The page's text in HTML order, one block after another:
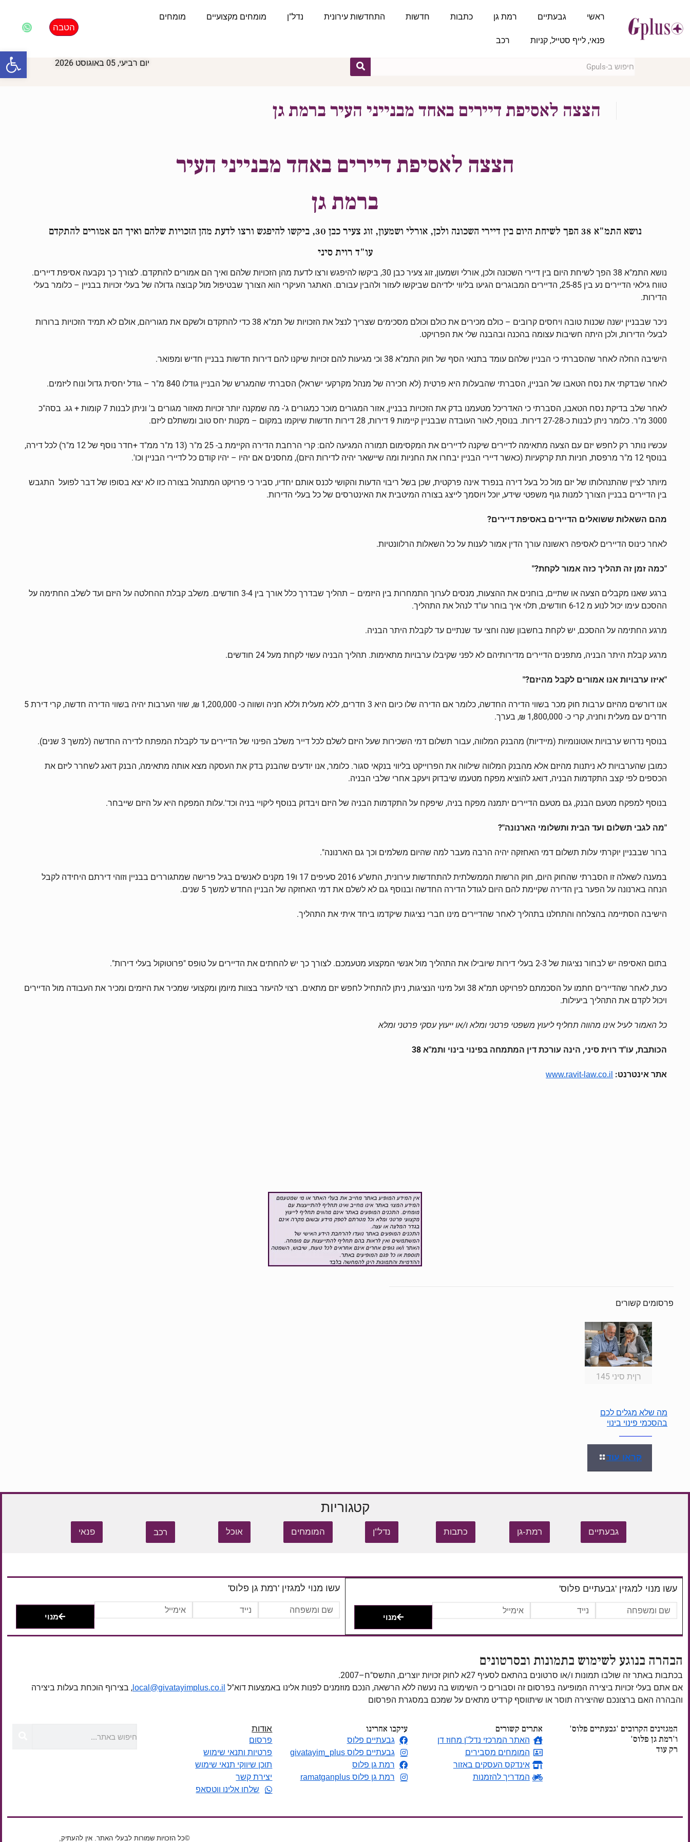
ראשי גבעתיים רמת גן כתבות חדשות התחדשות עירונית נדל"ן מומחים מקצועיים מומחים
פנאי, לייף סטייל, קניות רכב
הטבה
יום רביעי, 05 באוגוסט 2026
הצצה לאסיפת דיירים באחד מבנייני העיר ברמת גן
הצצה לאסיפת דיירים באחד מבנייני העיר
ברמת גן
נושא התמ"א 38 הפך לשיחת היום בין דיירי השכונה ולכן, אורלי ושמעון, זוג צעיר כבן 30, ביקשו להיפגש ורצו לדעת מהן הזכויות שלהם ואיך הם אמורים להתקדם
עו"ד רוית סיני
נושא התמ"א 38 הפך לשיחת היום בין דיירי השכונה ולכן, אורלי ושמעון, זוג צעיר כבן 30, ביקשו להיפגש ורצו לדעת מהן הזכויות שלהם ואיך הם אמורים להתקדם. לצורך כך נקבעה אסיפת דיירים.
טווח גילאי הדיירים נע בין 25-85, הדיירים המבוגרים הגיעו בליווי ילדיהם שביקשו לעזור ולהבין עבורם. האתגר העיקרי הוא הצורך שבטיפול מול קבוצה גדולה של בעלי זכויות בבניין – כלומר בעלי
הדירות.
ניכר שבבניין ישנה שכנות טובה ויחסים קרובים – כולם מכירים את כולם וכולם מסכימים שצריך לנצל את הזכויות של תמ"א 38 כדי להתקדם ולשקם את מגוריהם, אולם לא תמיד הזכויות ברורות
לבעלי הדירות, ולכן היתה חשיבות עצומה בהכנה ובהבנה שלי את הפרויקט.
הישיבה החלה לאחר שהסברתי כי הבניין שלהם עומד בתנאי הסף של חוק התמ"א 38 וכי מגיעות להם זכויות שיקנו להם דירות חדשות בבניין חדיש ומפואר.
לאחר שבדקתי את נסח הטאבו של הבניין, הסברתי שהבעלות היא פרטית (לא חכירה של מנהל מקרקעי ישראל) הסברתי שהמגרש של הבניין גודלו 840 מ"ר – גודל יחסית גדול ונוח ליזמים.
לאחר שלב בדיקת נסח הטאבו, הסברתי כי האדריכל מטעמנו בדק את הזכויות בבניין, אזור המגורים מוכר כמגורים ג'- מה שמקנה יותר זכויות מאזור מגורים ב' וניתן לבנות 7 קומות + גג. בסה"כ
3000 מ"ר. כלומר ניתן לבנות כ-27-28 דירות. בנוסף, לאור העובדה שבבניין קיימות 9 דירות, 28 דירות חדשות שיוקמו במקום – מקנות יחס טוב ומשתלם ליזם.
עכשיו נותר רק לחפש יזם עם הצעה מתאימה לדיירים שיקנה לדיירים את המקסימום תמורה המגיעה להם: קרי הרחבת הדירה הקיימת ב- 25 מ"ר (13 מ"ר ממ"ד +חדר נוסף של 12 מ"ר) לכל דירה,
בנוסף 12 מ"ר מרפסת, חניות תת קרקעיות (כאשר דיירי הבניין יבחרו את החניות ומה שיישאר יהיה לדירות היזם), מחסנים אם יהיו – יהיו קודם כל לדיירי הבניין וכו'.
מיותר לציין שהתנהלותו של יזם מול כל בעל דירה בנפרד אינה פרקטית, שכן בשל ריבוי הדעות והקושי לכנס אותם יחדיו, סביר כי פרויקט המתנהל בצורה כזו לא יצא בסופו של דבר לפועל התגבש
בין הדיירים בבניין הצורך למנות גוף משפטי שידע, יוכל ויוסמך לייצג בצורה המיטבית את האינטרסים של כל בעלי הדירות.
מהם השאלות ששואלים הדיירים באסיפת דיירים?
לאחר כינוס הדיירים לאסיפה ראשונה עורך הדין אמור לענות על כל השאלות הרלוונטיות.
"כמה זמן זה תהליך כזה אמור לקחת?"
ברגע שאנו מקבלים הצעה או שתיים, בוחנים את ההצעות, מנסים לערוך התמחרות בין היזמים – תהליך שבדרך כלל אורך בין 3-4 חודשים. משלב קבלת ההחלטה על היזם ועד לשלב החתימה על
ההסכם עימו יכול לנוע מ 6-12 חודשים, תלוי איך בוחר עו"ד לנהל את התהליך.
מרגע החתימה על ההסכם, יש לקחת בחשבון שנה וחצי עד שנתיים עד לקבלת היתר הבניה.
מרגע קבלת היתר הבניה, מתפנים הדיירים מדירותיהם לא לפני שקיבלו ערבויות מתאימות. תהליך הבניה עשוי לקחת מעל 24 חודשים.
"איזו ערבויות אנו אמורים לקבל מהיזם?"
אנו דורשים מהיזם ערבות חוק מכר בשווי הדירה החדשה, כלומר אם הדירה שלו כיום היא 3 חדרים, ללא מעלית וללא חניה ושווה כ- 1,200,000 ₪, שווי הערבות יהיה בשווי הדירה חדשה, קרי דירת 5
חדרים עם מעלית וחניה, קרי כ- 1,800,000 ₪, בערך.
בנוסף נדרוש ערבויות אוטונומיות (מיידיות) מהבנק המלווה, עבור תשלום דמי השכירות שעל היזם לשלם לכל דייר משלב הפינוי של הדיירים עד לקבלת המפתח לדירה החדשה (למשך 3 שנים).
כמובן שהערבויות לא ניתנות מהיזם אלא מהבנק המלווה שילווה את הפרוייקט בליווי בנקאי סגור. כלומר, אנו יודעים שהבנק בדק את העסקה מצא אותה מתאימה, הבנק דואג לשחרר ליזם את
הכספים לפי קצב התקדמות הבניה, דואג להוציא מפקח מטעמו שיבדוק ויעקב אחרי שלבי הבניה.
בנוסף למפקח מטעם הבנק, גם מטעם הדיירים יתמנה מפקח בניה, שיפקח על התקדמות הבניה של היזם ויבדוק בנוסף ליקויי בניה וכד'.עלות המפקח היא על היזם שייבחר.
"מה לגבי תשלום ועד הבית ותשלומי הארנונה"?
ברור שבבניין יוקרתי עלות תשלום דמי האחזקה יהיה הרבה מעבר למה שהיום משלמים וכך גם הארנונה".
במענה לשאלה זו הסברתי שהחוק היום, חוק הרשות הממשלתית להתחדשות עירונית, התש"ע 2016 סעיפים 17 ו19 מקנים לאנשים בגיל פרישה שמתגוררים בבניין וזוהי דירתם היחידה לקבל
הנחה בארנונה על הפער בין הדירה שקיימת להם היום לגודל הדירה החדשה ובנוסף גם לא לשלם את דמי האחזקה של הבניין החדש למשך 5 שנים.
הישיבה הסתיימה בהצלחה והתחלנו בתהליך לאחר שהדיירים מינו חברי נציגות שיקדמו ביחד איתי את התהליך.
בתום האסיפה יש לבחור נציגות של 2-3 בעלי דירות שיובילו את התהליך מול אנשי המקצוע מטעמכם. לצורך כך יש להחתים את הדיירים על טופס "פרוטוקול בעלי דירות".
כעת, לאחר שהדיירים חתמו על הסכמתם לפרויקט תמ"א 38 ועל מינוי הנציגות, ניתן להתחיל לחפש יזם מתאים. רצוי להיעזר בצוות מיומן ומקצועי שמכיר את היזמים ומכיר את העבודה מול הדיירים
ויכול לקדם את התהליך ביעילות.
כל האמור לעיל אינו מהווה תחליף ליעוץ משפטי פרטני ומלא ו/או ייעוץ עסקי פרטני ומלא
הכותבת, עו"ד רוית סיני, הינה עורכת דין המתמחה בפינוי בינוי ותמ"א 38
אתר אינטרנט: www.ravit-law.co.il
פרסומים קשורים
רןית סיני 145
מה שלא מגלים לכם
בהסכמי פינוי בינוי
קראו עוד
קטגוריות
גבעתיים רמת-גן כתבות נדל"ן המומחים אוכל רכב פנאי
עשו מנוי למגזין 'גבעתיים פלוס'
מנוי
עשו מנוי למגזין 'רמת גן פלוס'
מנוי
הבהרה בנוגע לשימוש בתמונות ובסרטונים
בכתבות באתר זה שולבו תמונות ו/או סרטונים בהתאם לסעיף 27א לחוק זכויות יוצרים, התשס"ח–2007.
אם אתם בעלי זכויות ביצירה המופיעה בפרסום זה וסבורים כי השימוש בה נעשה ללא הרשאה, הנכם מוזמנים לפנות אלינו באמצעות דוא"ל local@givatayimplus.co.il , בצירוף הוכחת בעלות ביצירה
והבהרה האם ברצונכם שהיצירה תוסר או שיתווסף קרדיט מתאים על שמכם במסגרת הפרסום
המגזינים הקרובים 'גבעתיים פלוס'
ו'רמת גן פלוס'
רק עוד
אתרים קשורים
האתר המרכזי נדל"ן מחוז דן
המומחים מסבירים
אינדקס העסקים באזור
המדריך להזמנות
עיקבו אחרינו
גבעתיים פלוס
גבעתיים פלוס givatayim_plus
רמת גן פלוס
רמת גן פלוס ramatganplus
אודות
פרסום
פרטיות ותנאי שימוש
תוכן שיווקי תנאי שימוש
יצירת קשר
שלחו אלינו ווטסאפ
©כל הזכויות שמורות לבעלי האתר. אין להעתיק,
פתח